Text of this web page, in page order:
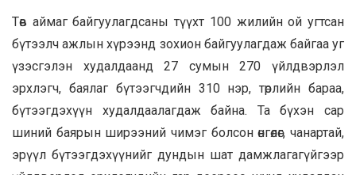
Төв аймаг байгуулагдсаны түүхт 100 жилийн ой угтсан
бүтээлч ажлын хүрээнд зохион байгуулагдаж байгаа уг
үзэсгэлэн худалдаанд 27 сумын 270 үйлдвэрлэл
эрхлэгч, баялаг бүтээгчдийн 310 нэр, төрлийн бараа,
бүтээгдэхүүн худалдаалагдаж байна. Та бүхэн сар
шиний баярын ширээний чимэг болсон өнгөлөг, чанартай,
эрүүл бүтээгдэхүүнийг дундын шат дамжлагагүйгээр